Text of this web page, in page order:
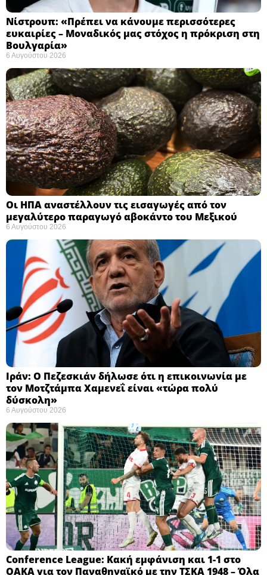
Νίστρουπ: «Πρέπει να κάνουμε περισσότερες
ευκαιρίες – Μοναδικός μας στόχος η πρόκριση στη
Βουλγαρία» ​
6 Αυγούστου 2026
Οι ΗΠΑ αναστέλλουν τις εισαγωγές από τον
μεγαλύτερο παραγωγό αβοκάντο του Μεξικού ​
6 Αυγούστου 2026
Ιράν: Ο Πεζεσκιάν δήλωσε ότι η επικοινωνία με
τον Μοτζτάμπα Χαμενεΐ είναι «τώρα πολύ
δύσκολη» ​
6 Αυγούστου 2026
Conference League: Κακή εμφάνιση και 1-1 στο
ΟΑΚΑ για τον Παναθηναϊκό με την ΤΣΚΑ 1948 – Όλα